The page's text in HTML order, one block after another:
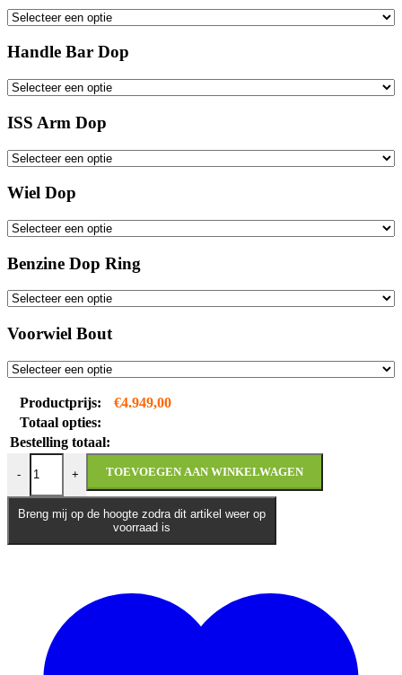
Handle Bar Dop
ISS Arm Dop
Wiel Dop
Benzine Dop Ring
Voorwiel Bout
Productprijs: €4.949,00
Totaal opties:
Bestelling totaal:
-
Italjet Dragster 200 | LAATSTE EXEMPLAREN! aantal
+ TOEVOEGEN AAN WINKELWAGEN
Breng mij op de hoogte zodra dit artikel weer op
voorraad is